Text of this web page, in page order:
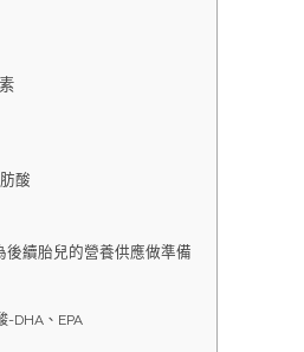
酸
後續胎兒的營養供應做準備
-DHA、EPA